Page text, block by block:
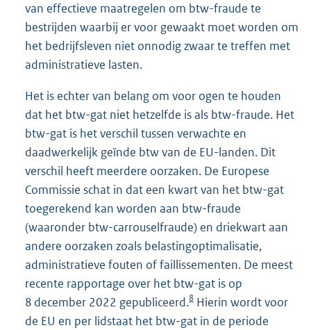
van effectieve maatregelen om btw-fraude te
bestrijden waarbij er voor gewaakt moet worden om
het bedrijfsleven niet onnodig zwaar te treffen met
administratieve lasten.
Het is echter van belang om voor ogen te houden
dat het btw-gat niet hetzelfde is als btw-fraude. Het
btw-gat is het verschil tussen verwachte en
daadwerkelijk geïnde btw van de EU-landen. Dit
verschil heeft meerdere oorzaken. De Europese
Commissie schat in dat een kwart van het btw-gat
toegerekend kan worden aan btw-fraude
(waaronder btw-carrouselfraude) en driekwart aan
andere oorzaken zoals belastingoptimalisatie,
administratieve fouten of faillissementen. De meest
recente rapportage over het btw-gat is op
8 december 2022 gepubliceerd.8 Hierin wordt voor
de EU en per lidstaat het btw-gat in de periode